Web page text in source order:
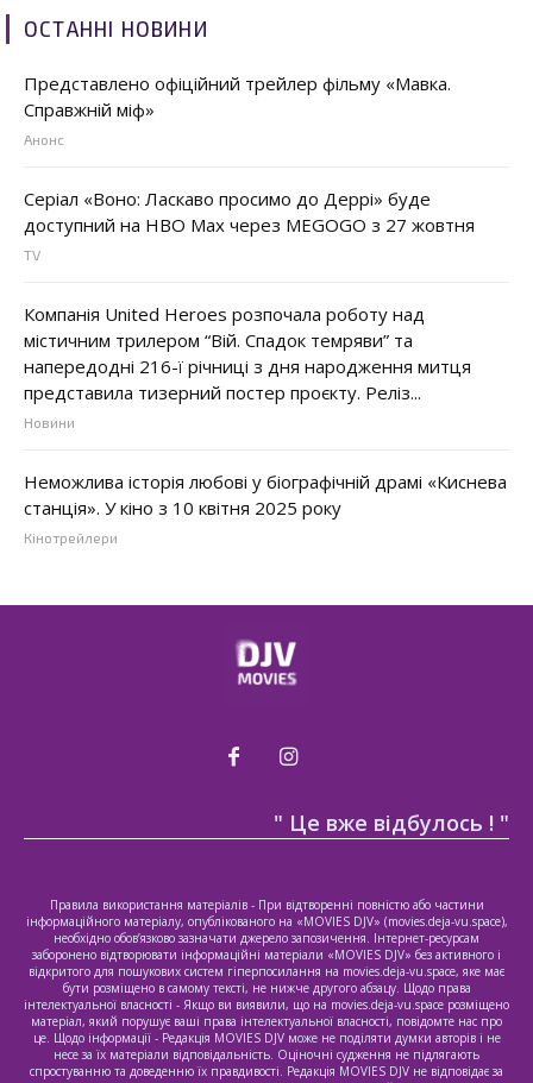
ОСТАННІ НОВИНИ
Представлено офіційний трейлер фільму «Мавка.
Справжній міф»
Анонс
Серіал «Воно: Ласкаво просимо до Деррі» буде
доступний на HBO Max через MEGOGO з 27 жовтня
TV
Компанія United Heroes розпочала роботу над
містичним трилером “Вій. Спадок темряви” та
напередодні 216-ї річниці з дня народження митця
представила тизерний постер проєкту. Реліз...
Новини
Неможлива історія любові у біографічній драмі «Киснева
станція». У кіно з 10 квітня 2025 року
Кінотрейлери
" Це вже відбулось ! "
Правила використання матеріалів - При відтворенні повністю або частини
інформаційного матеріалу, опублікованого на «MOVIES DJV» (movies.deja-vu.space),
необхідно обов’язково зазначати джерело запозичення. Інтернет-ресурсам
заборонено відтворювати інформаційні матеріали «MOVIES DJV» без активного і
відкритого для пошукових систем гіперпосилання на movies.deja-vu.space, яке має
бути розміщено в самому тексті, не нижче другого абзацу. Щодо права
інтелектуальної власності - Якщо ви виявили, що на movies.deja-vu.space розміщено
матеріал, який порушує ваші права інтелектуальної власності, повідомте нас про
це. Щодо інформації - Редакція MOVIES DJV може не поділяти думки авторів і не
несе за їх матеріали відповідальність. Оціночні судження не підлягають
спростуванню та доведенню їх правдивості. Редакція MOVIES DJV не відповідає за